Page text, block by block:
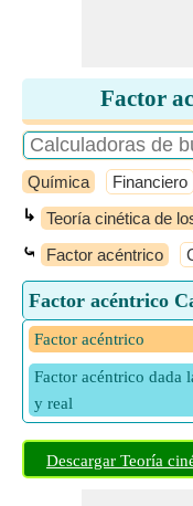
Factor
Química Financiero
↳ Teoría cinética de
⤿ Factor acéntrico
Factor acéntrico
Factor acéntrico
Factor acéntrico dada
y real
Descargar Teoría